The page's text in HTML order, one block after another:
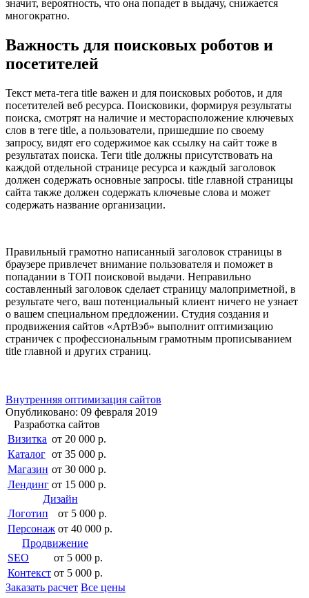
значит, вероятность, что она попадет в выдачу, снижается
многократно.
Важность для поисковых роботов и
посетителей
Текст мета-тега title важен и для поисковых роботов, и для
посетителей веб ресурса. Поисковики, формируя результаты
поиска, смотрят на наличие и месторасположение ключевых
слов в теге title, а пользователи, пришедшие по своему
запросу, видят его содержимое как ссылку на сайт тоже в
результатах поиска. Теги title должны присутствовать на
каждой отдельной странице ресурса и каждый заголовок
должен содержать основные запросы. title главной страницы
сайта также должен содержать ключевые слова и может
содержать название организации.
Правильный грамотно написанный заголовок страницы в
браузере привлечет внимание пользователя и поможет в
попадании в ТОП поисковой выдачи. Неправильно
составленный заголовок сделает страницу малоприметной, в
результате чего, ваш потенциальный клиент ничего не узнает
о вашем специальном предложении. Студия создания и
продвижения сайтов «АртВэб» выполнит оптимизацию
страничек с профессиональным грамотным прописыванием
title главной и других страниц.
Внутренняя оптимизация сайтов
Опубликовано: 09 февраля 2019
Разработка сайтов
Визитка от 20 000 р.
Каталог от 35 000 р.
Магазин от 30 000 р.
Лендинг от 15 000 р.
Дизайн
Логотип
от 5 000 р.
Персонаж от 40 000 р.
Продвижение
SEO
от 5 000 р.
Контекст от 5 000 р.
Заказать расчет Все цены